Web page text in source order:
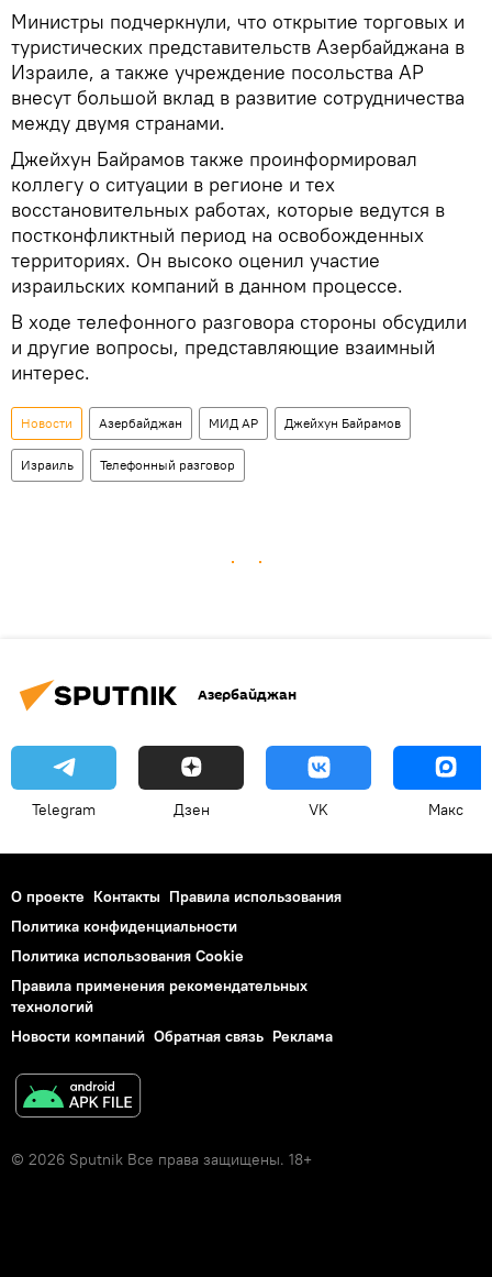
Министры подчеркнули, что открытие торговых и
туристических представительств Азербайджана в
Израиле, а также учреждение посольства АР
внесут большой вклад в развитие сотрудничества
между двумя странами.
Джейхун Байрамов также проинформировал
коллегу о ситуации в регионе и тех
восстановительных работах, которые ведутся в
постконфликтный период на освобожденных
территориях. Он высоко оценил участие
израильских компаний в данном процессе.
В ходе телефонного разговора стороны обсудили
и другие вопросы, представляющие взаимный
интерес.
Новости Азербайджан МИД АР Джейхун Байрамов
Израиль Телефонный разговор
Азербайджан
Telegram Дзен VK Макс
О проекте Контакты Правила использования
Политика конфиденциальности
Политика использования Cookie
Правила применения рекомендательных
технологий
Новости компаний Обратная связь Реклама
© 2026 Sputnik Все права защищены. 18+